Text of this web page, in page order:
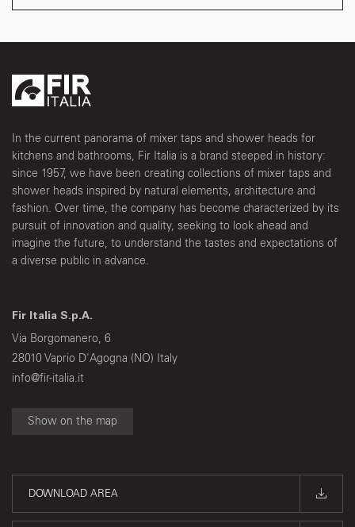
In the current panorama of mixer taps and shower heads for
kitchens and bathrooms, Fir Italia is a brand steeped in history:
since 1957, we have been creating collections of mixer taps and
shower heads inspired by natural elements, architecture and
fashion. Over time, the company has become characterized by its
pursuit of innovation and quality, seeking to look ahead and
imagine the future, to understand the tastes and expectations of
a diverse public in advance.
Fir Italia S.p.A.
Via Borgomanero, 6
28010 Vaprio D'Agogna (NO) Italy
info@fir-italia.it
Show on the map
DOWNLOAD AREA